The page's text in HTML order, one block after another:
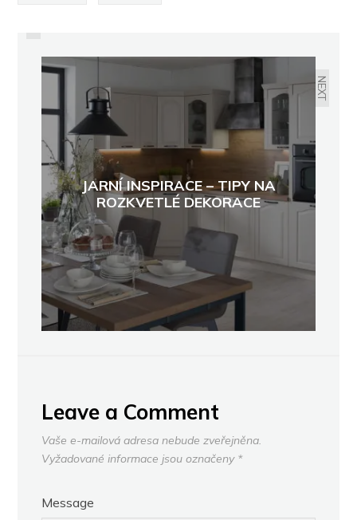
VÝSADBY ŽIVÝCH PLOTŮ. JAKÝCH
NEXT
JARNÍ INSPIRACE – TIPY NA
ROZKVETLÉ DEKORACE
Leave a Comment
Vaše e-mailová adresa nebude zveřejněna.
Vyžadované informace jsou označeny *
Message